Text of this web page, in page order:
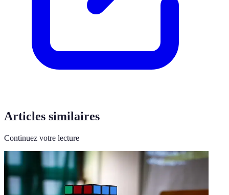
Articles similaires
Continuez votre lecture